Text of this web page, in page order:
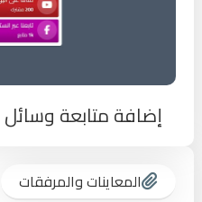
إضافة متابعة وسائل
المعاينات والمرفقات